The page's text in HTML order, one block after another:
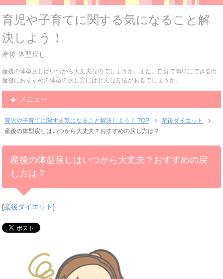
育児や子育てに関する気になること解
決しよう！
産後 体型戻し
産後の体型戻しはいつから大丈夫なのでしょうか。また、自分で簡単にできる出
産後におすすめの体型の戻し方にはどんな方法があるでしょうか。
メニュー
育児や子育てに関する気になること解決しよう！ TOP
産後ダイエット
産後の体型戻しはいつから大丈夫？おすすめの戻し方は？
産後の体型戻しはいつから大丈夫？おすすめの戻
し方は？
[産後ダイエット]